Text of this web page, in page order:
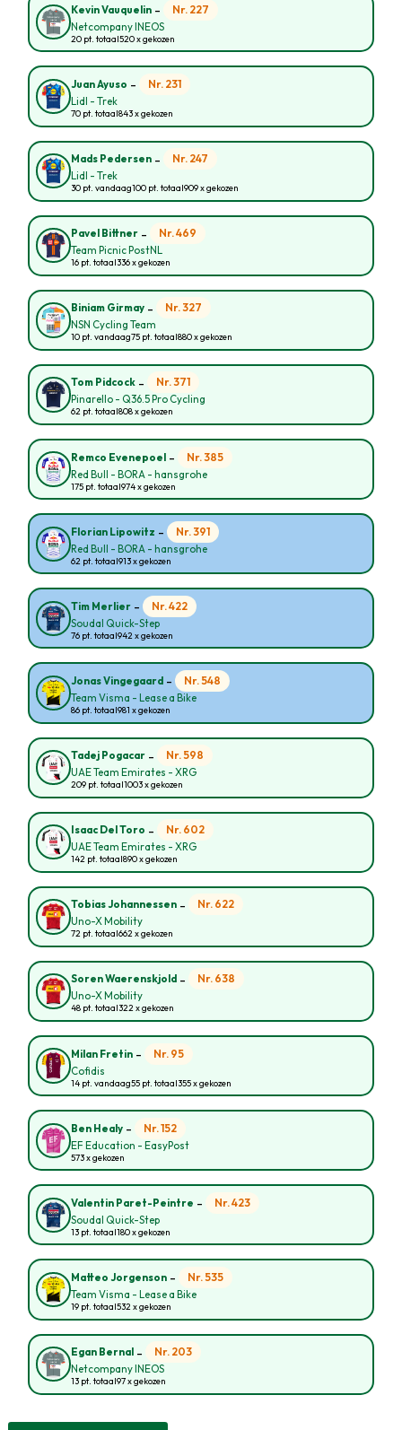
Kevin Vauquelin - Nr. 227
Netcompany INEOS
20 pt. totaal520 x gekozen
Juan Ayuso - Nr. 231
Lidl - Trek
70 pt. totaal843 x gekozen
Mads Pedersen - Nr. 247
Lidl - Trek
30 pt. vandaag100 pt. totaal909 x gekozen
Pavel Bittner - Nr. 469
Team Picnic PostNL
16 pt. totaal336 x gekozen
Biniam Girmay - Nr. 327
NSN Cycling Team
10 pt. vandaag75 pt. totaal880 x gekozen
Tom Pidcock - Nr. 371
Pinarello - Q36.5 Pro Cycling
62 pt. totaal808 x gekozen
Remco Evenepoel - Nr. 385
Red Bull - BORA - hansgrohe
175 pt. totaal974 x gekozen
Florian Lipowitz - Nr. 391
Red Bull - BORA - hansgrohe
62 pt. totaal913 x gekozen
Tim Merlier - Nr. 422
Soudal Quick-Step
76 pt. totaal942 x gekozen
Jonas Vingegaard - Nr. 548
Team Visma - Lease a Bike
86 pt. totaal981 x gekozen
Tadej Pogacar - Nr. 598
UAE Team Emirates - XRG
209 pt. totaal1003 x gekozen
Isaac Del Toro - Nr. 602
UAE Team Emirates - XRG
142 pt. totaal890 x gekozen
Tobias Johannessen - Nr. 622
Uno-X Mobility
72 pt. totaal662 x gekozen
Soren Waerenskjold - Nr. 638
Uno-X Mobility
48 pt. totaal322 x gekozen
Milan Fretin - Nr. 95
Cofidis
14 pt. vandaag55 pt. totaal355 x gekozen
Ben Healy - Nr. 152
EF Education - EasyPost
573 x gekozen
Valentin Paret-Peintre - Nr. 423
Soudal Quick-Step
13 pt. totaal180 x gekozen
Matteo Jorgenson - Nr. 535
Team Visma - Lease a Bike
19 pt. totaal532 x gekozen
Egan Bernal - Nr. 203
Netcompany INEOS
13 pt. totaal97 x gekozen